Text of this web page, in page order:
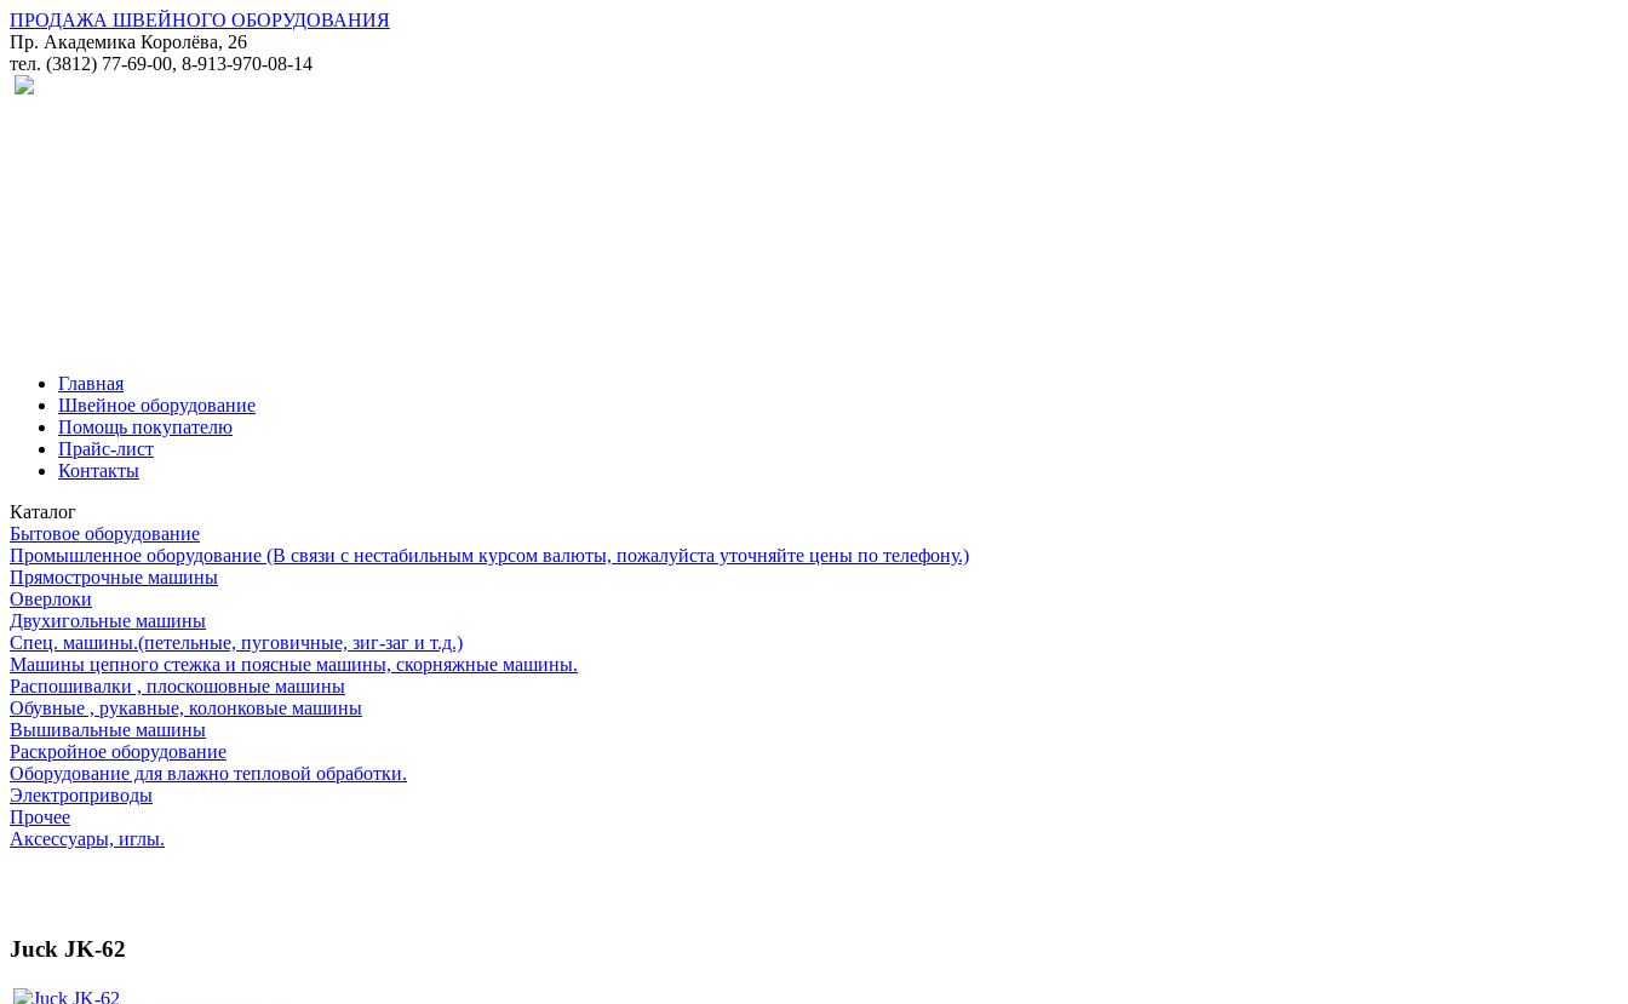
ПРОДАЖА ШВЕЙНОГО ОБОРУДОВАНИЯ
Пр. Академика Королёва, 26
тел. (3812) 77-69-00, 8-913-970-08-14
Главная
Швейное оборудование
Помощь покупателю
Прайс-лист
Контакты
Каталог
Бытовое оборудование
Промышленное оборудование (В связи с нестабильным курсом валюты, пожалуйста уточняйте цены по телефону.)
Прямострочные машины
Оверлоки
Двухигольные машины
Спец. машины.(петельные, пуговичные, зиг-заг и т.д.)
Машины цепного стежка и поясные машины, скорняжные машины.
Распошивалки , плоскошовные машины
Обувные , рукавные, колонковые машины
Вышивальные машины
Раскройное оборудование
Оборудование для влажно тепловой обработки.
Электроприводы
Прочее
Аксессуары, иглы.
Juck JK-62